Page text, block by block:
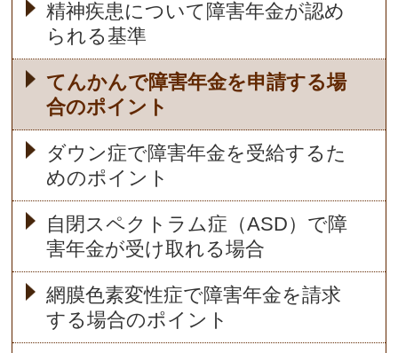
精神疾患について障害年金が認め
られる基準
てんかんで障害年金を申請する場
合のポイント
ダウン症で障害年金を受給するた
めのポイント
自閉スペクトラム症（ASD）で障
害年金が受け取れる場合
網膜色素変性症で障害年金を請求
する場合のポイント